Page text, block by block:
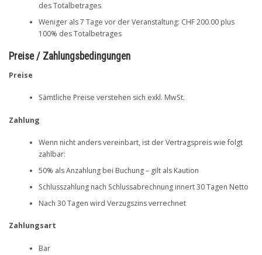
des Totalbetrages
Weniger als 7 Tage vor der Veranstaltung: CHF 200.00 plus
100% des Totalbetrages
Preise / Zahlungsbedingungen
Preise
Sämtliche Preise verstehen sich exkl. MwSt.
Zahlung
Wenn nicht anders vereinbart, ist der Vertragspreis wie folgt
zahlbar:
50% als Anzahlung bei Buchung – gilt als Kaution
Schlusszahlung nach Schlussabrechnung innert 30 Tagen Netto
Nach 30 Tagen wird Verzugszins verrechnet
Zahlungsart
Bar